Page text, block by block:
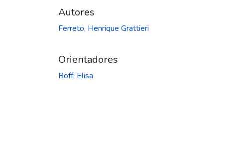
Autores
Ferreto, Henrique Grattieri
Orientadores
Boff, Elisa